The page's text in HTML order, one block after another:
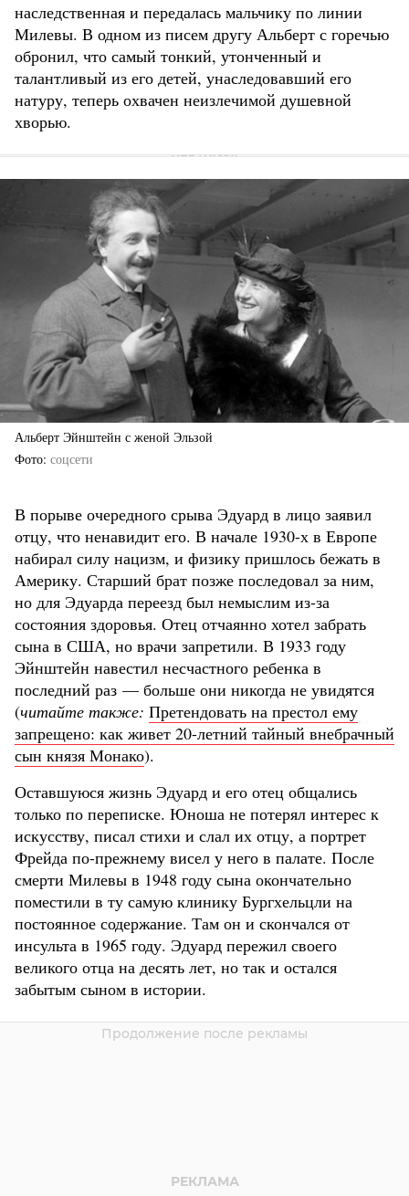
наследственная и передалась мальчику по линии
Милевы. В одном из писем другу Альберт с горечью
обронил, что самый тонкий, утонченный и
талантливый из его детей, унаследовавший его
натуру, теперь охвачен неизлечимой душевной
хворью.
Альберт Эйнштейн с женой Эльзой
Фото соцсети
В порыве очередного срыва Эдуард в лицо заявил
отцу, что ненавидит его. В начале 1930-х в Европе
набирал силу нацизм, и физику пришлось бежать в
Америку. Старший брат позже последовал за ним,
но для Эдуарда переезд был немыслим из-за
состояния здоровья. Отец отчаянно хотел забрать
сына в США, но врачи запретили. В 1933 году
Эйнштейн навестил несчастного ребенка в
последний раз — больше они никогда не увидятся
(читайте также: Претендовать на престол ему
запрещено: как живет 20-летний тайный внебрачный
сын князя Монако).
Оставшуюся жизнь Эдуард и его отец общались
только по переписке. Юноша не потерял интерес к
искусству, писал стихи и слал их отцу, а портрет
Фрейда по-прежнему висел у него в палате. После
смерти Милевы в 1948 году сына окончательно
поместили в ту самую клинику Бургхельцли на
постоянное содержание. Там он и скончался от
инсульта в 1965 году. Эдуард пережил своего
великого отца на десять лет, но так и остался
забытым сыном в истории.